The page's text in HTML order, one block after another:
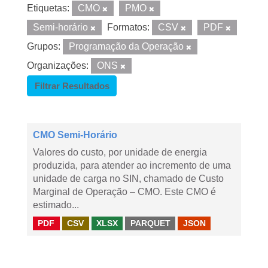
Etiquetas: CMO
PMO
Semi-horário
Formatos: CSV
PDF
Grupos:
Programação da Operação
Organizações:
ONS
Filtrar Resultados
CMO Semi-Horário
Valores do custo, por unidade de energia
produzida, para atender ao incremento de uma
unidade de carga no SIN, chamado de Custo
Marginal de Operação – CMO. Este CMO é
estimado...
PDF CSV XLSX PARQUET JSON